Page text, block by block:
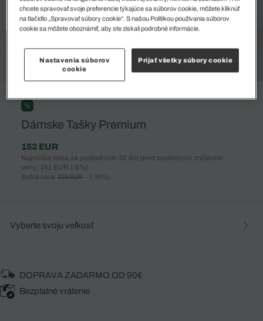
%
Dámske Tašky Premium
152 EUR
Najnižšia cena za posledných 30 dní pred posledným znížením
ceny: 141 EUR (-8%)
Bežná cena: 218 EUR (-30%)
Vyberte svoju veľkosť
DOPRAVA ZADARMO OD 90€
Bezplatné vrátenie
chcete spravovať svoje preferencie týkajúce sa súborov cookie, môžete kliknúť
na tlačidlo „Spravovať súbory cookie“. S našou Politikou používania súborov
cookie sa môžete oboznámiť, aby ste získali podrobné informácie.
Nastavenia súborov
cookie
Prijať všetky súbory cookie